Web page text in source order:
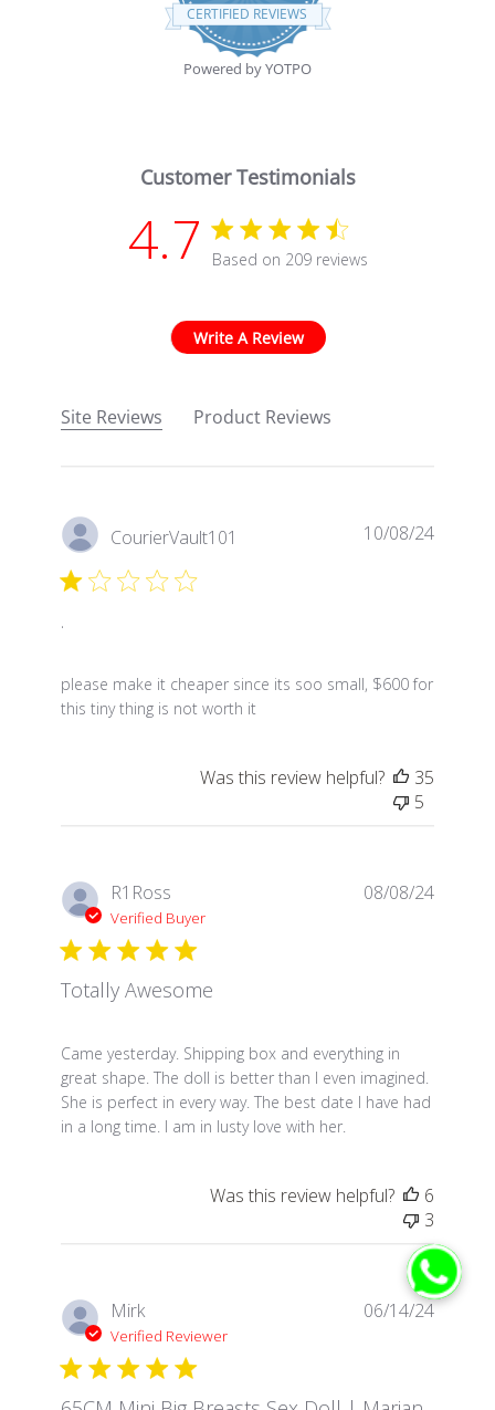
CERTIFIED REVIEWS
Powered by YOTPO
Customer Testimonials
4.7 4.7 star rating
Based on 209 reviews
Write A Review
Site Reviews Product Reviews
CourierVault101
.
please make it cheaper since its soo small, $600 for
this tiny thing is not worth it
read more about review content please make it
10/08/24
Was this review helpful?
35
5
R1Ross
Verified Buyer
Totally Awesome
Came yesterday. Shipping box and everything in
great shape. The doll is better than I even imagined.
She is perfect in every way. The best date I have had
in a long time. I am in lusty love with her.
read more about review content Came yesterday.
08/08/24
Was this review helpful?
6
3
Mirk
Verified Reviewer
06/14/24